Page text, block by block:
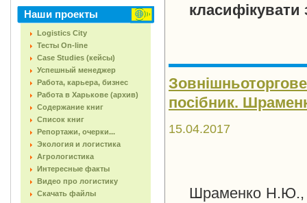
Наши проекты
Logistics City
Тесты On-line
Case Studies (кейсы)
Успешный менеджер
Работа, карьера, бизнес
Работа в Харькове (архив)
Содержание книг
Список книг
Репортажи, очерки...
Экология и логистика
Агрологистика
Интересные факты
Видео про логистику
Скачать файлы
посібник.
15.04.2017
Шраменко Н.Ю.,